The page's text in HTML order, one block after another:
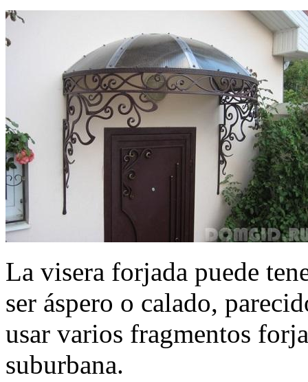
La visera forjada puede
ser áspero o calado,
usar varios fragmentos
suburbana.